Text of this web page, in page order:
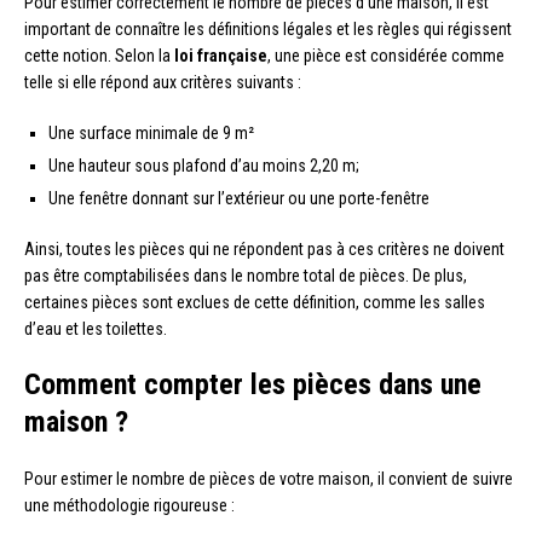
important de connaître les définitions légales et les règles qui régissent
cette notion. Selon la loi française, une pièce est considérée comme
telle si elle répond aux critères suivants :
Une surface minimale de 9 m²
Une hauteur sous plafond d’au moins 2,20 m;
Une fenêtre donnant sur l’extérieur ou une porte-fenêtre
Ainsi, toutes les pièces qui ne répondent pas à ces critères ne doivent
pas être comptabilisées dans le nombre total de pièces. De plus,
certaines pièces sont exclues de cette définition, comme les salles
d’eau et les toilettes.
Comment compter les pièces dans une
maison ?
Pour estimer le nombre de pièces de votre maison, il convient de suivre
une méthodologie rigoureuse :